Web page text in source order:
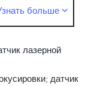
больше
лазерной
датчик